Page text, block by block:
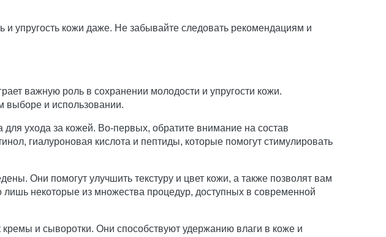
упругость кожи даже. Не забывайте следовать рекомендациям и
важную роль в сохранении молодости и упругости кожи.
выборе и использовании.
ухода за кожей. Во-первых, обратите внимание на состав
гиалуроновая кислота и пептиды, которые помогут стимулировать
Они помогут улучшить текстуру и цвет кожи, а также позволят вам
лишь некоторые из множества процедур, доступных в современной
и сыворотки. Они способствуют удержанию влаги в коже и